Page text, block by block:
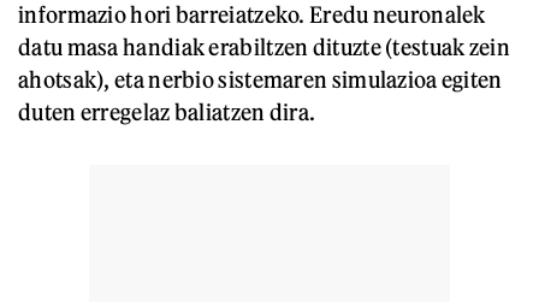
informazio hori barreiatzeko. Eredu neuronalek
datu masa handiak erabiltzen dituzte (testuak zein
ahotsak), eta nerbio sistemaren simulazioa egiten
duten erregelaz baliatzen dira.